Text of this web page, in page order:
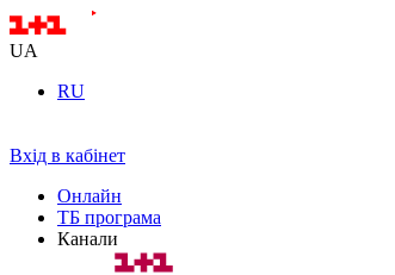
UA
RU
Вхід в кабінет
Онлайн
ТБ програма
Канали